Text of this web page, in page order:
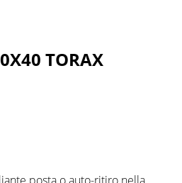
TORAX